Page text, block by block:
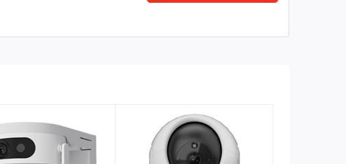
chiều)
Onvif
Tính năng
Phát hiện chuyển động
thông minh.